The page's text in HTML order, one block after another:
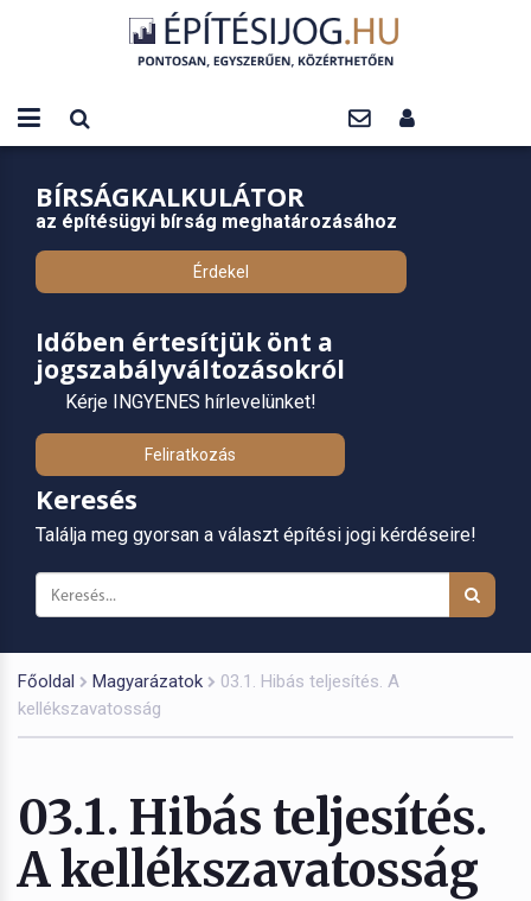
BÍRSÁGKALKULÁTOR
az építésügyi bírság meghatározásához
Érdekel
Időben értesítjük önt a
jogszabályváltozásokról
Kérje INGYENES hírlevelünket!
Feliratkozás
Keresés
Találja meg gyorsan a választ építési jogi kérdéseire!
Főoldal Magyarázatok
03.1. Hibás teljesítés. A
kellékszavatosság
03.1. Hibás teljesítés.
A kellékszavatosság